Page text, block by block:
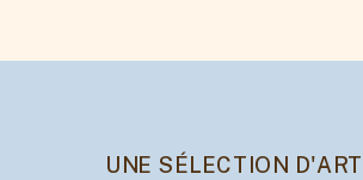
UNE SÉLECTION